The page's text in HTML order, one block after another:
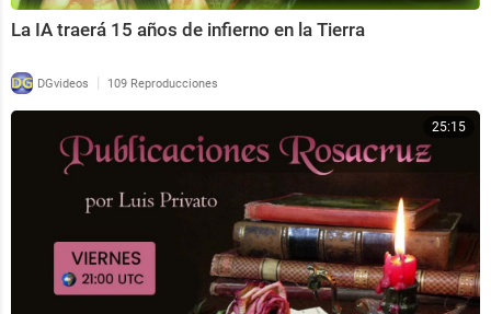
La IA traerá 15 años de infierno en la Tierra
DGvideos | 109 Reproducciones
25:15